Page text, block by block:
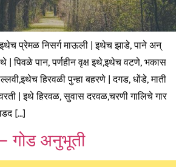
प्रेमळ निसर्ग माऊली | इथेच झाडे, पाने अन्
पिवळे पान, पर्णहीन वृक्ष इथे,इथेच वटणे, भकास
हिरवळी पुन्हा बहरणे | दगड, धोंडे, माती
| इथे हिरवळ, सुवास दरवळ,चरणी गालिचे गार
[…]
गोड अनुभूती